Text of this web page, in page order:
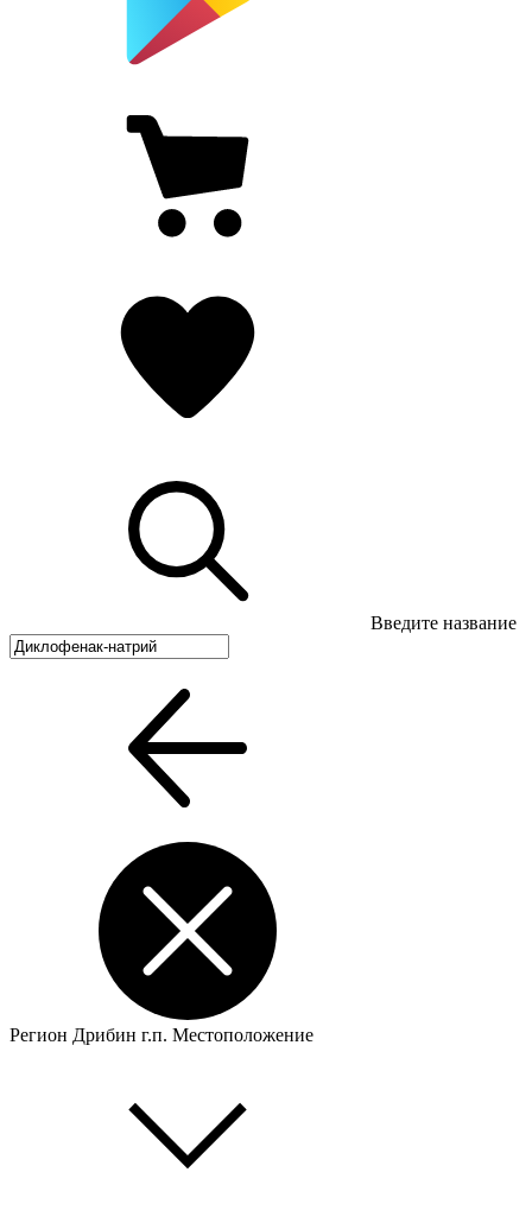
Введите название
Регион Дрибин г.п. Местоположение